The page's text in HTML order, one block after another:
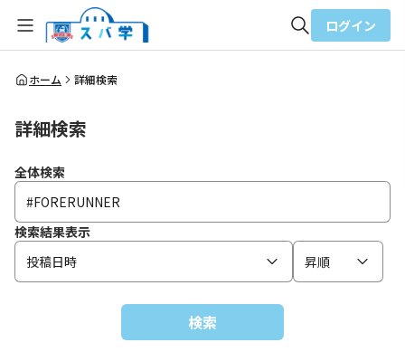
全体検索
ログイン
ホーム 詳細検索
詳細検索
全体検索
検索結果表示
投稿日時
昇順
検索